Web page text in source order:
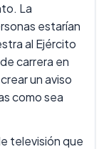
La
estarían
al Ejército
carrera en
un aviso
como sea
televisión que